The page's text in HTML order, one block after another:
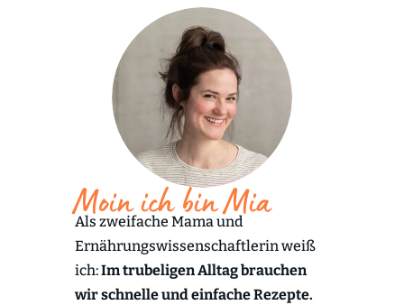
Moin ich bin Mia
Als zweifache Mama und
Ernährungswissenschaftlerin weiß
ich:Im trubeligen Alltag brauchen
wir schnelle und einfache Rezepte.